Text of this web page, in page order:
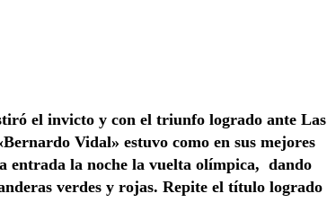
el invicto y con el triunfo logrado ante Las
Vidal» estuvo como en sus mejores
entrada la noche la vuelta olímpica, dando
verdes y rojas. Repite el título logrado